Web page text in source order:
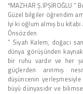
*MAZHAR Ş.İPŞİROĞLU ”
Güzel bilgiler öğrendim
İyi ki oğlum almış bu kitabı .
Önsözden
” Siyah Kalem, doğacı
dünya görüşünden
bir ruhu vardır ve her
güçlerden arınmış
düşüncenin
büyü dünyasıdır ve